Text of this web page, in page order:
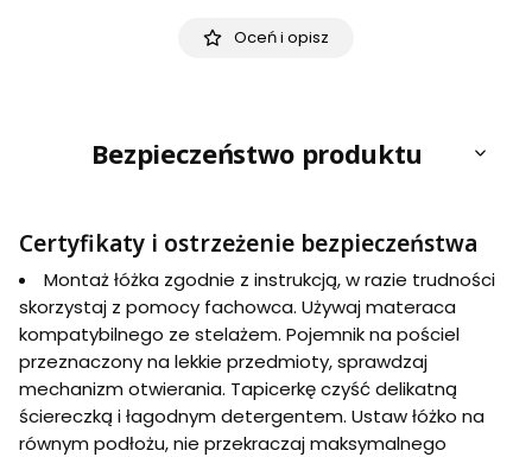
Oceń i opisz
Bezpieczeństwo produktu
Certyfikaty i ostrzeżenie bezpieczeństwa
Montaż łóżka zgodnie z instrukcją, w razie trudności
skorzystaj z pomocy fachowca. Używaj materaca
kompatybilnego ze stelażem. Pojemnik na pościel
przeznaczony na lekkie przedmioty, sprawdzaj
mechanizm otwierania. Tapicerkę czyść delikatną
ściereczką i łagodnym detergentem. Ustaw łóżko na
równym podłożu, nie przekraczaj maksymalnego